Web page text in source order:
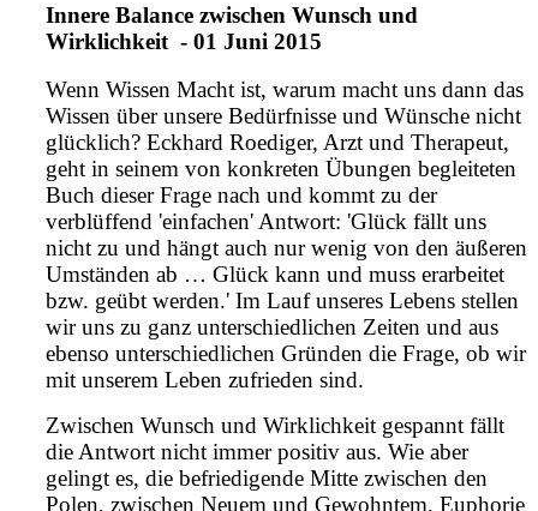
Innere Balance zwischen Wunsch und
Wirklichkeit - 01 Juni 2015
Wenn Wissen Macht ist, warum macht uns dann das
Wissen über unsere Bedürfnisse und Wünsche nicht
glücklich? Eckhard Roediger, Arzt und Therapeut,
geht in seinem von konkreten Übungen begleiteten
Buch dieser Frage nach und kommt zu der
verblüffend 'einfachen' Antwort: 'Glück fällt uns
nicht zu und hängt auch nur wenig von den äußeren
Umständen ab … Glück kann und muss erarbeitet
bzw. geübt werden.' Im Lauf unseres Lebens stellen
wir uns zu ganz unterschiedlichen Zeiten und aus
ebenso unterschiedlichen Gründen die Frage, ob wir
mit unserem Leben zufrieden sind.
Zwischen Wunsch und Wirklichkeit gespannt fällt
die Antwort nicht immer positiv aus. Wie aber
gelingt es, die befriedigende Mitte zwischen den
Polen, zwischen Neuem und Gewohntem, Euphorie